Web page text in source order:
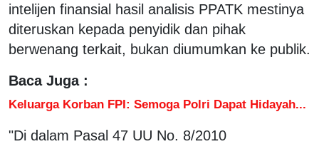
intelijen finansial hasil analisis PPATK mestinya
diteruskan kepada penyidik dan pihak
berwenang terkait, bukan diumumkan ke publik.
Baca Juga :
Keluarga Korban FPI: Semoga Polri Dapat Hidayah...
"Di dalam Pasal 47 UU No. 8/2010